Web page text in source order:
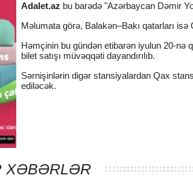
Adalet.az bu barədə "Azərbaycan Dəmir
Məlumata görə, Balakən–Bakı qatarları
Həmçinin bu gündən etibarən iyulun 20-nə
bilet satışı müvəqqəti dayandırılıb.
Sərnişinlərin digər stansiyalardan Qax
ediləcək.
XƏBƏRLƏR